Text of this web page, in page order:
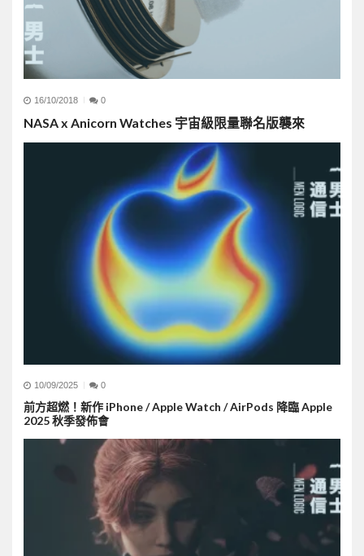
16/10/2018 0
NASA x Anicorn Watches 宇宙級限量聯名版襲來
10/09/2025 0
前方超燃！新作 iPhone / Apple Watch / AirPods 降臨 Apple
2025 秋季發佈會